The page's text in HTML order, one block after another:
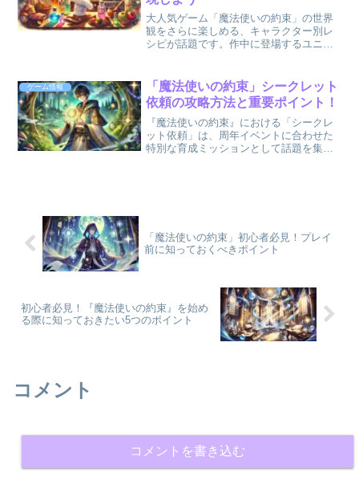
大人気ゲーム「魔法使いの約束」の世界
観をさらに楽しめる、キャラクター別レ
シピが話題です。作中に登場するユニー
り入れることができます。本記事では、
ゲームの公式レシピブック...
ゲーム情報
「魔法使いの約束」シークレット
依頼の攻略方法と重要ポイント！
『魔法使いの約束』における「シークレ
ット依頼」は、周年イベントに合わせた
特別な育成ミッションとして話題を集め
「魔法使いの約束」初心者必見！プレイ
前に知っておくべきポイント
初心者必見！『魔法使いの約束』を始め
る際に知っておきたい5つのポイント
コメント
コメントを書き込む